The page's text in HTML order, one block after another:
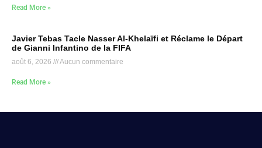
Read More »
Javier Tebas Tacle Nasser Al-Khelaïfi et Réclame le Départ
de Gianni Infantino de la FIFA
août 6, 2026 Aucun commentaire
Read More »